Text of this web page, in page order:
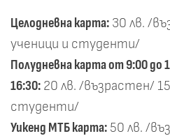
Целодневна карта: 30 лв. /
ученици и студенти/
Полудневна карта от 9:00 до
16:30: 20 лв. /възрастен/
студенти/
Уикенд МТБ карта: 50 лв. /